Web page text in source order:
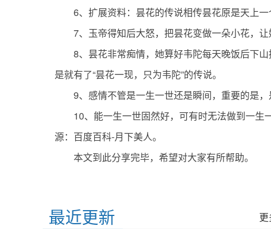
6、扩展资料：昙花的传说相传昙花原是天上
7、玉帝得知后大怒，把昙花变做一朵小花，
8、昙花非常痴情，她算好韦陀每天晚饭后下
是就有了“昙花一现，只为韦陀”的传说。
9、感情不管是一生一世还是瞬间，重要的是，
10、能一生一世固然好，可有时无法做到一
源：百度百科-月下美人。
本文到此分享完毕，希望对大家有所帮助。
最近更新 更